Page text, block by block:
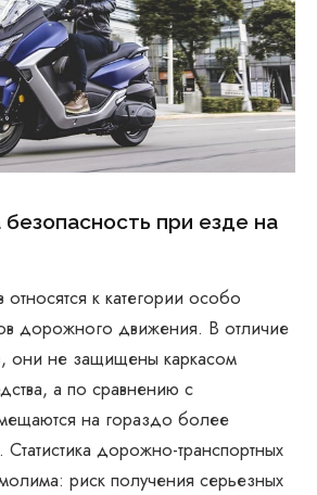
при езде на
к категории особо
дорожного движения. В отличие
они не защищены каркасом
а по сравнению с
на гораздо более
Статистика дорожно-транспортных
риск получения серьезных